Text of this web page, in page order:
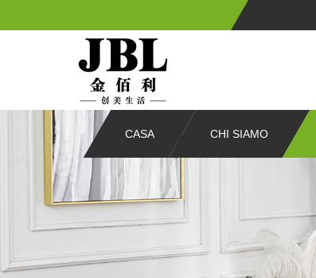
CASA CHI SIAMO